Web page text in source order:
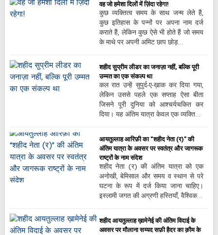
वह जो हमेशा दिलों में ज़िंदा रहेगा!
कुछ व्यक्तित्व समय के साथ जन्म लेते हैं,
कुछ इतिहास के पन्नों पर अपना नाम दर्ज
कराते हैं, लेकिन कुछ ऐसे भी होते हैं जो समय
के माथे पर अपनी अमिट छाप छोड़…
शहीद सुप्रीम लीडर का जनाज़ा नहीं, बल्कि पूरी
उम्मत का एक संकल्प था
कल रात उन्हें सुपुर्द-ए-ख़ाक कर दिया गया,
लेकिन उससे पहले एक सप्ताह ऐसा बीता
जिसने पूरी दुनिया को आश्चर्यचकित कर
दिया। यह अंतिम यात्रा केवल एक व्यक्ति…
आयतुल्लाह आरिफ़ी का “शहीद नेता (र)” की
अंतिम यात्रा के अवसर पर स्वतंत्र और जागरूक
राष्ट्रों के नाम संदेश
शहीद नेता (र) की अंतिम यात्रा को एक
अनोखी, बेमिसाल और समय व स्थान से परे
घटना के रूप में दर्ज किया जाना चाहिए।
इस्लामी जगत की अग्रणी हस्तियाँ, वैश्विक…
शहीद आयतुल्लाह ख़ामेनेई की अंतिम विदाई के
अवसर पर मौलाना सय्यद सफ़ी हैदर का क़ौम के